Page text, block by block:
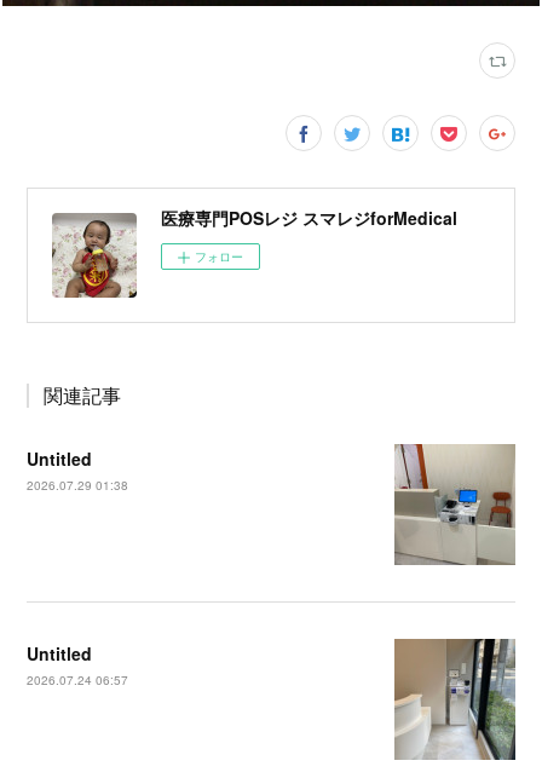
医療専門POSレジ スマレジforMedical
フォロー
関連記事
Untitled
2026.07.29 01:38
Untitled
2026.07.24 06:57